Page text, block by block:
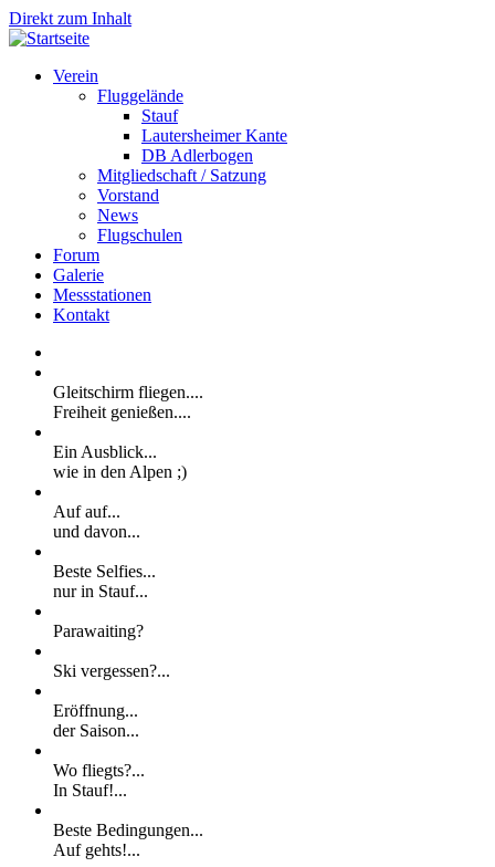
Direkt zum Inhalt
Verein
Fluggelände
Stauf
Lautersheimer Kante
DB Adlerbogen
Mitgliedschaft / Satzung
Vorstand
News
Flugschulen
Forum
Galerie
Messstationen
Kontakt
Gleitschirm fliegen....
Freiheit genießen....
Ein Ausblick...
wie in den Alpen ;)
Auf auf...
und davon...
Beste Selfies...
nur in Stauf...
Parawaiting?
Ski vergessen?...
Eröffnung...
der Saison...
Wo fliegts?...
In Stauf!...
Beste Bedingungen...
Auf gehts!...